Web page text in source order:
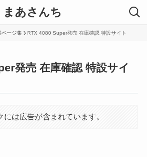
まあさんち
ページ集 RTX 4080 Super発売 在庫確認 特設サイト
発売 在庫確認 特設サイ
には広告が含まれています。